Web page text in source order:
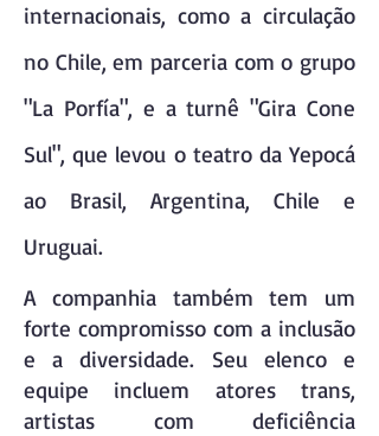
internacionais, como a circulação
no Chile, em parceria com o grupo
"La Porfía", e a turnê "Gira Cone
Sul", que levou o teatro da Yepocá
ao Brasil, Argentina, Chile e
Uruguai.
A companhia também tem um
forte compromisso com a inclusão
e a diversidade. Seu elenco e
equipe incluem atores trans,
artistas com deficiência